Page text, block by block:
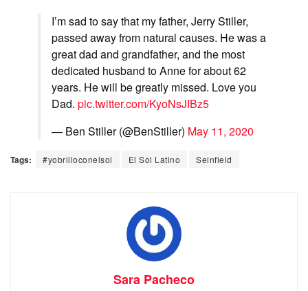
I’m sad to say that my father, Jerry Stiller,
passed away from natural causes. He was a
great dad and grandfather, and the most
dedicated husband to Anne for about 62
years. He will be greatly missed. Love you
Dad. pic.twitter.com/KyoNsJIBz5
— Ben Stiller (@BenStiller) May 11, 2020
Tags: #yobrilloconelsol El Sol Latino Seinfield
Sara Pacheco